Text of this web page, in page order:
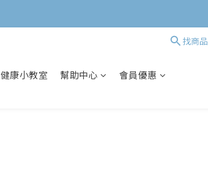
找商品
健康小教室 幫助中心 會員優惠